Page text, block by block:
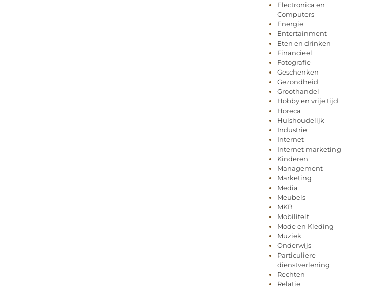
Electronica en
Computers
Energie
Entertainment
Eten en drinken
Financieel
Fotografie
Geschenken
Gezondheid
Groothandel
Hobby en vrije tijd
Horeca
Huishoudelijk
Industrie
Internet
Internet marketing
Kinderen
Management
Marketing
Media
Meubels
MKB
Mobiliteit
Mode en Kleding
Muziek
Onderwijs
Particuliere
dienstverlening
Rechten
Relatie